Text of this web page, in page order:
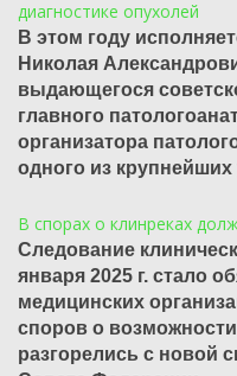
диагностике опухолей
В этом году
Николая
выдающегося
главного
организатора
одного из крупнейших
В спорах о клинреках
Следование
января 2025 г. стало
медицинских
споров о
разгорелись с новой